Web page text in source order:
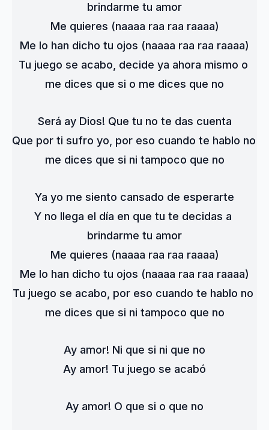
brindarme tu amor
Me quieres (naaaa raa raa raaaa)
Me lo han dicho tu ojos (naaaa raa raa raaaa)
Tu juego se acabo, decide ya ahora mismo o
me dices que si o me dices que no
Será ay Dios! Que tu no te das cuenta
Que por ti sufro yo, por eso cuando te hablo no
me dices que si ni tampoco que no
Ya yo me siento cansado de esperarte
Y no llega el día en que tu te decidas a
brindarme tu amor
Me quieres (naaaa raa raa raaaa)
Me lo han dicho tu ojos (naaaa raa raa raaaa)
Tu juego se acabo, por eso cuando te hablo no
me dices que si ni tampoco que no
Ay amor! Ni que si ni que no
Ay amor! Tu juego se acabó
Ay amor! O que si o que no